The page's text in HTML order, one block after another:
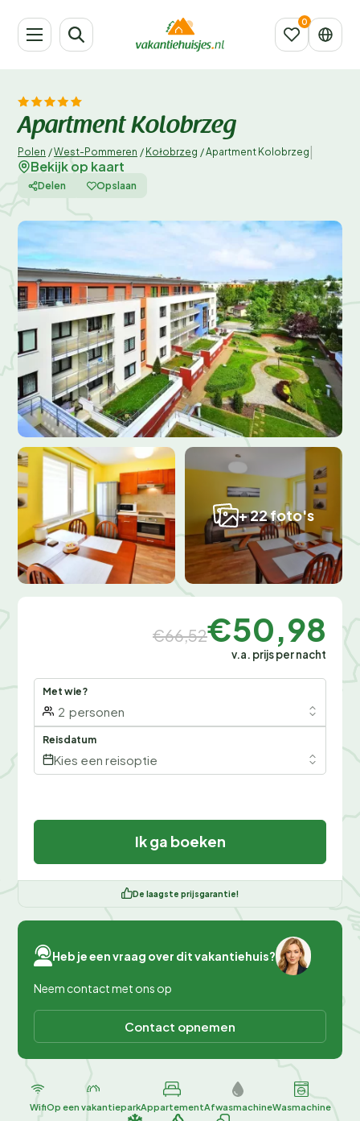
Apartment Kolobrzeg
Polen /West-Pommeren / Kołobrzeg /Apartment Kolobrzeg
Bekijk op kaart
Delen Opslaan
+ 22 foto's
€66,52€50,98
v.a. prijs per nacht
Met wie?
2 personen
Reisdatum
Kies een reisoptie
Ik ga boeken
De laagste prijsgarantie!
Heb je een vraag over dit vakantiehuis?
Neem contact met ons op
Contact opnemen
WifiOp een vakantieparkAppartementAfwasmachineWasmachine